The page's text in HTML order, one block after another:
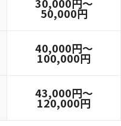
50,000円
40,000円～
100,000円
43,000円～
120,000円